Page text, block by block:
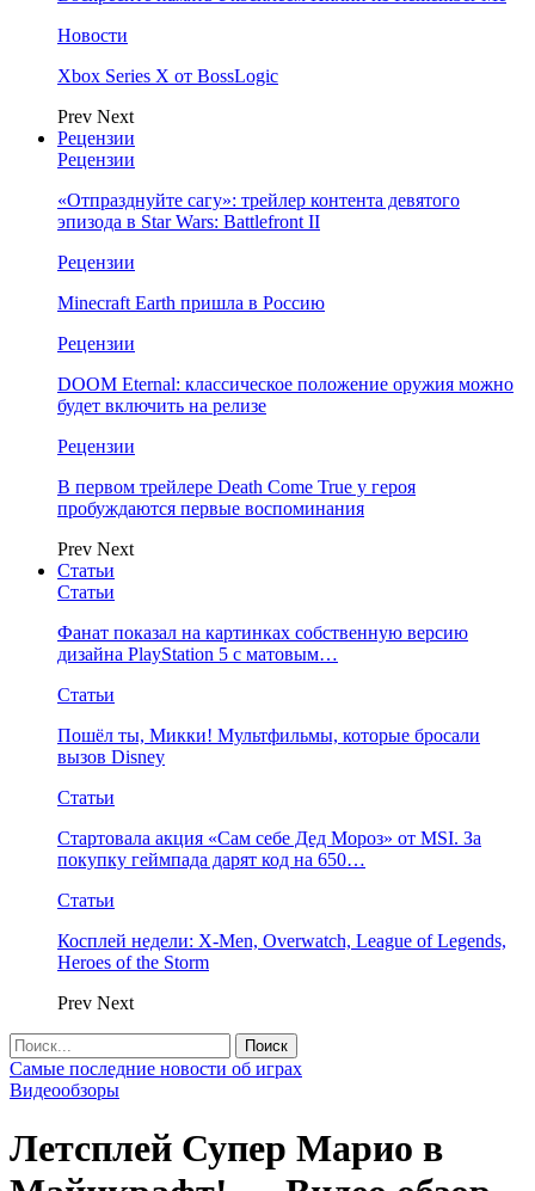
Новости
Xbox Series X от BossLogic
Prev Next
Рецензии
Рецензии
«Отпразднуйте сагу»: трейлер контента девятого
эпизода в Star Wars: Battlefront II
Рецензии
Minecraft Earth пришла в Россию
Рецензии
DOOM Eternal: классическое положение оружия можно
будет включить на релизе
Рецензии
В первом трейлере Death Come True у героя
пробуждаются первые воспоминания
Prev Next
Статьи
Статьи
Фанат показал на картинках собственную версию
дизайна PlayStation 5 с матовым…
Статьи
Пошёл ты, Микки! Мультфильмы, которые бросали
вызов Disney
Статьи
Стартовала акция «Сам себе Дед Мороз» от MSI. За
покупку геймпада дарят код на 650…
Статьи
Косплей недели: X-Men, Overwatch, League of Legends,
Heroes of the Storm
Prev Next
Самые последние новости об играх
Видеообзоры
Летсплей Супер Марио в